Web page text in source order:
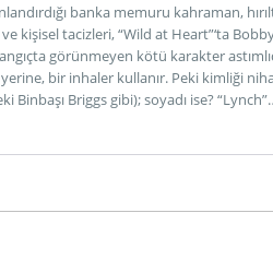
banka memuru kahraman,
kişisel tacizleri, “Wild at Heart”‘ta
görünmeyen kötü karakter
yerine, bir inhaler kullanır. Peki kimliği
Binbaşı Briggs gibi); soyadı ise?